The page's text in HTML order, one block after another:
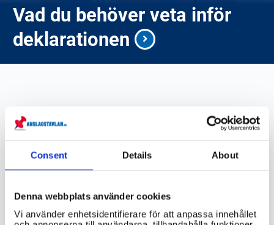
Consent Details About
Denna webbplats använder cookies
Vi använder enhetsidentifierare för att anpassa innehållet
Vad du behöver veta inför
deklarationen
skatteverket.se
Var hittar jag information om
skatteavdrag och andra förmåner som